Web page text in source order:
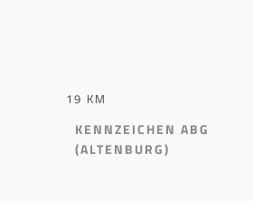
19 KM
KENNZEICHEN ABG
(ALTENBURG)